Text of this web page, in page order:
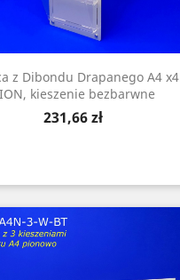
z Dibondu Drapanego A4 x4
kieszenie bezbarwne
Cena
231,66 zł